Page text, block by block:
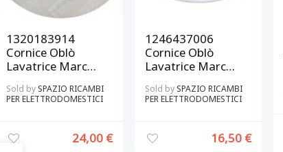
1320183914
Cornice Oblò
Lavatrice Marca
Zoppas Originale
Sold by SPAZIO RICAMBI
PER ELETTRODOMESTICI
24,00 €
1246437006
Cornice Oblò
Lavatrice Marca
Originale
Sold by SPAZIO RICAMBI
PER ELETTRODOMESTICI
16,50 €